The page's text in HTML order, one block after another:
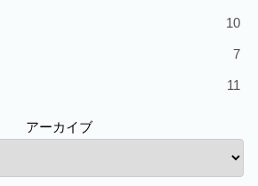
10
7
11
アーカイブ